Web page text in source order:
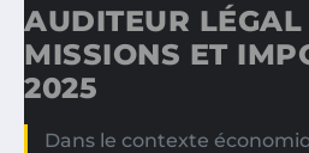
AUDITEUR LÉGAL
MISSIONS ET
2025
Dans le contexte